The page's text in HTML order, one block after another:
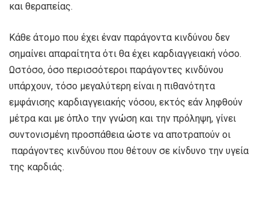
και θεραπείας.
Κάθε άτομο που έχει έναν παράγοντα κινδύνου δεν
σημαίνει απαραίτητα ότι θα έχει καρδιαγγειακή νόσο.
Ωστόσο, όσο περισσότεροι παράγοντες κινδύνου
υπάρχουν, τόσο μεγαλύτερη είναι η πιθανότητα
εμφάνισης καρδιαγγειακής νόσου, εκτός εάν ληφθούν
μέτρα και με όπλο την γνώση και την πρόληψη, γίνει
συντονισμένη προσπάθεια ώστε να αποτραπούν οι
παράγοντες κινδύνου που θέτουν σε κίνδυνο την υγεία
της καρδιάς.